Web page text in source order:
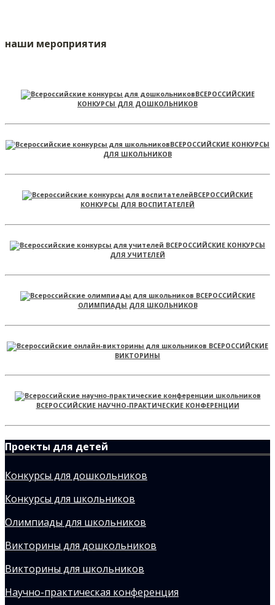
наши мероприятия
ВСЕРОССИЙСКИЕ
КОНКУРСЫ ДЛЯ ДОШКОЛЬНИКОВ
ВСЕРОССИЙСКИЕ КОНКУРСЫ
ДЛЯ ШКОЛЬНИКОВ
ВСЕРОССИЙСКИЕ
КОНКУРСЫ ДЛЯ ВОСПИТАТЕЛЕЙ
ВСЕРОССИЙСКИЕ КОНКУРСЫ
ДЛЯ УЧИТЕЛЕЙ
ВСЕРОССИЙСКИЕ
ОЛИМПИАДЫ ДЛЯ ШКОЛЬНИКОВ
ВСЕРОССИЙСКИЕ
ВИКТОРИНЫ
ВСЕРОССИЙСКИЕ НАУЧНО-ПРАКТИЧЕСКИЕ КОНФЕРЕНЦИИ
Проекты для детей
Конкурсы для дошкольников
Конкурсы для школьников
Олимпиады для школьников
Викторины для дошкольников
Викторины для школьников
Научно-практическая конференция